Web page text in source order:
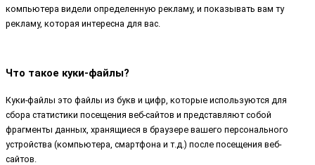
компьютера видели определенную рекламу, и показывать вам ту
рекламу, которая интересна для вас.
Что такое куки-файлы?
Куки-файлы это файлы из букв и цифр, которые используются для
сбора статистики посещения веб-сайтов и представляют собой
фрагменты данных, хранящиеся в браузере вашего персонального
устройства (компьютера, смартфона и т.д.) после посещения веб-
сайтов.